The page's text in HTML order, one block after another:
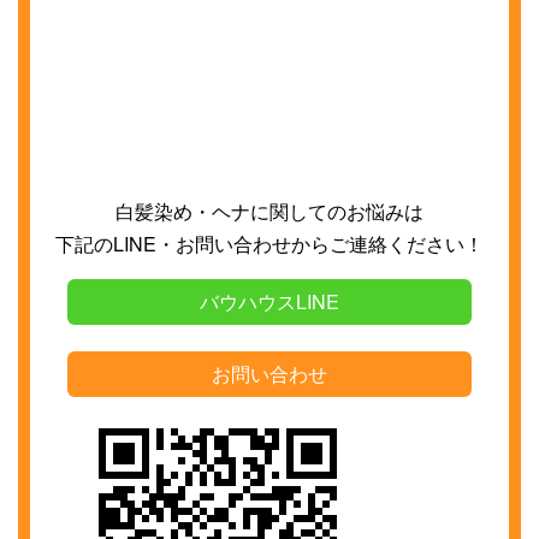
白髪染め・ヘナに関してのお悩みは
下記のLINE ・お問い合わせからご連絡ください！
バウハウスLINE
お問い合わせ